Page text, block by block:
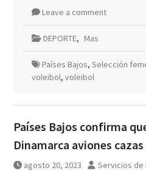
Leave a comment
DEPORTE, Mas
Países Bajos, Selección
voleibol, voleibol
Países Bajos confirma
Dinamarca aviones
agosto 20, 2023 Servicios de